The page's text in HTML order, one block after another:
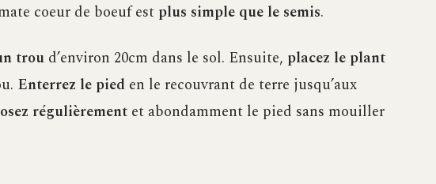
coeur de boeuf est plus simple que le semis.
trou d’environ 20cm dans le sol. Ensuite, placez le plant
Enterrez le pied en le recouvrant de terre jusqu’aux
régulièrement et abondamment le pied sans mouiller